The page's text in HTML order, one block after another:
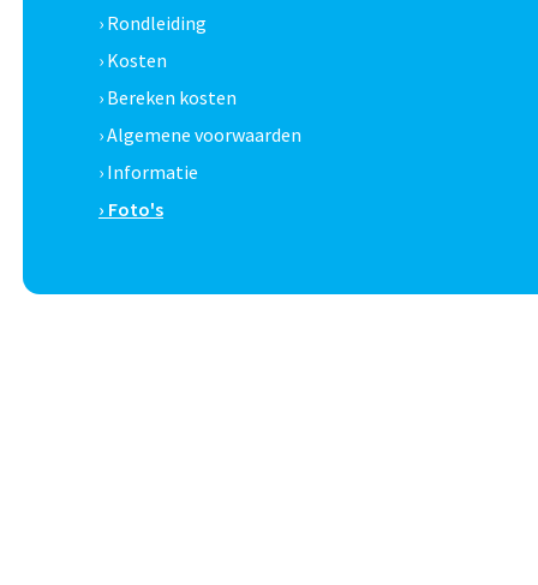
› Rondleiding
› Kosten
› Bereken kosten
› Algemene voorwaarden
› Informatie
› Foto's